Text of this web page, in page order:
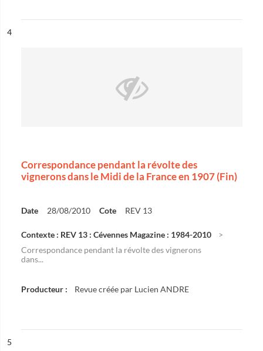
n°
4
Correspondance pendant la révolte des
vignerons dans le Midi de la France en 1907 (Fin)
Date 28/08/2010 Cote REV 13
Contexte : REV 13 : Cévennes Magazine : 1984-2010
Correspondance pendant la révolte des vignerons
dans...
Producteur : Revue créée par Lucien ANDRE
n°
5